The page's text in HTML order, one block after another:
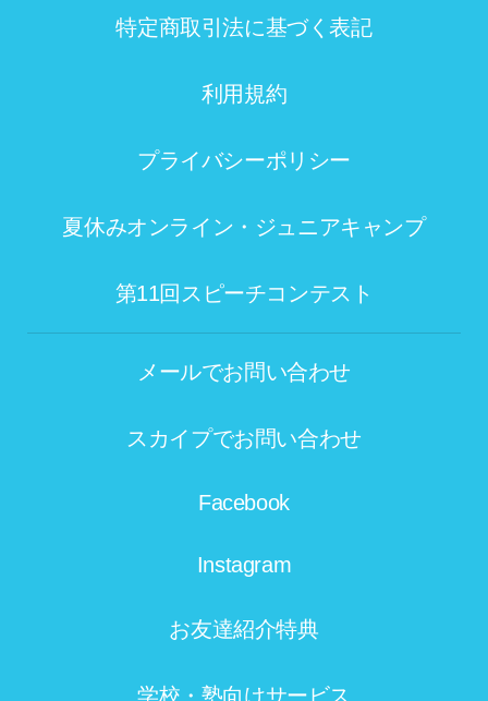
特定商取引法に基づく表記
利用規約
プライバシーポリシー
夏休みオンライン・ジュニアキャンプ
第11回スピーチコンテスト
メールでお問い合わせ
スカイプでお問い合わせ
Facebook
Instagram
お友達紹介特典
学校・塾向けサービス